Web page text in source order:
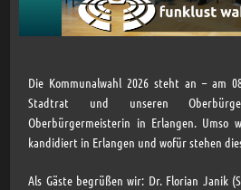
Die Kommunalwahl 2026 steht an – am
Stadtrat und unseren
Oberbürgermeisterin in Erlangen. Umso
kandidiert in Erlangen und wofür stehen
Als Gäste begrüßen wir: Dr. Florian Janik